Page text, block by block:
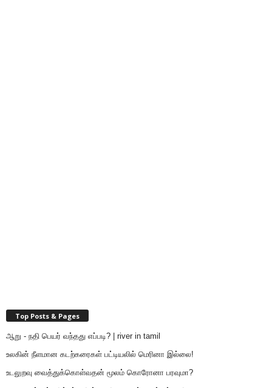
Top Posts & Pages
ஆறு - நதி பெயர் வந்தது எப்படி? | river in tamil
உலகின் நீளமான கடற்கரைகள் பட்டியலில் மெரினா இல்லை!
உடலுறவு வைத்துக்கொள்வதன் மூலம் கொரோனா பரவுமா?